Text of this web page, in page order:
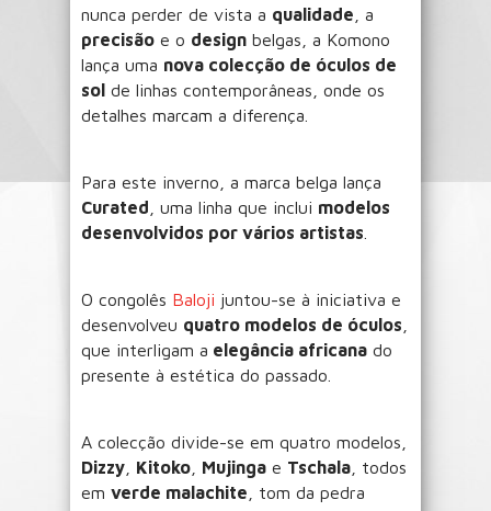
nunca perder de vista a qualidade , a
precisão e o design belgas, a Komono
lança uma nova colecção de óculos de
sol de linhas contemporâneas, onde os
detalhes marcam a diferença.
Para este inverno, a marca belga lança
Curated , uma linha que inclui modelos
desenvolvidos por vários artistas
O congolês Baloji juntou-se à iniciativa e
desenvolveu quatro modelos de óculos
que interligam a elegância africana do
presente à estética do passado.
A colecção divide-se em quatro modelos,
Dizzy
Kitoko Mujinga e Tschala , todos
em verde malachite , tom da pedra